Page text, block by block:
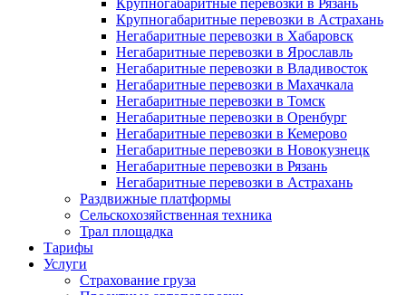
Крупногабаритные перевозки в Рязань
Крупногабаритные перевозки в Астрахань
Негабаритные перевозки в Хабаровск
Негабаритные перевозки в Ярославль
Негабаритные перевозки в Владивосток
Негабаритные перевозки в Махачкала
Негабаритные перевозки в Томск
Негабаритные перевозки в Оренбург
Негабаритные перевозки в Кемерово
Негабаритные перевозки в Новокузнецк
Негабаритные перевозки в Рязань
Негабаритные перевозки в Астрахань
Раздвижные платформы
Сельскохозяйственная техника
Трал площадка
Тарифы
Услуги
Страхование груза